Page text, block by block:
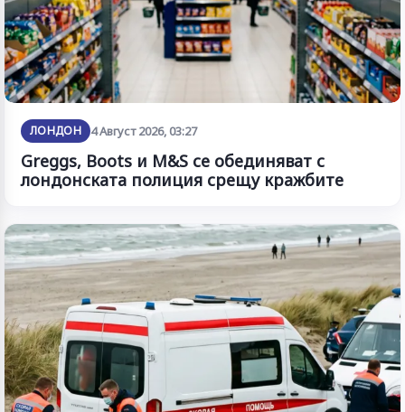
ЛОНДОН 4 Август 2026, 03:27
Greggs, Boots и M&S се обединяват с
лондонската полиция срещу кражбите